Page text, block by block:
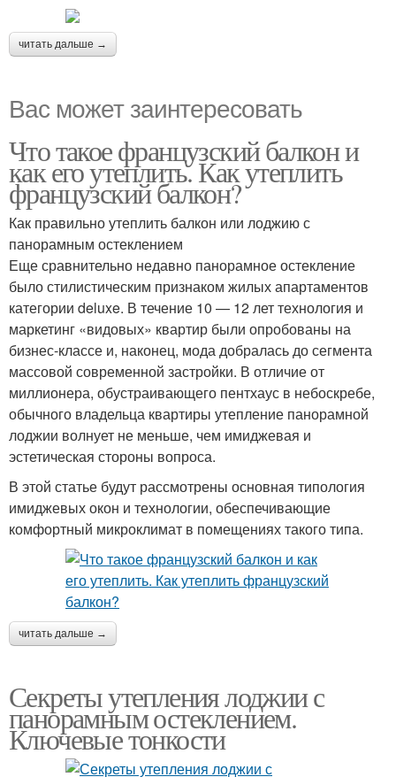
читать дальше →
Вас может заинтересовать
Что такое французский балкон и
как его утеплить. Как утеплить
французский балкон?
Как правильно утеплить балкон или лоджию с
панорамным остеклением
Еще сравнительно недавно панорамное остекление
было стилистическим признаком жилых апартаментов
категории deluxe. В течение 10 — 12 лет технология и
маркетинг «видовых» квартир были опробованы на
бизнес-классе и, наконец, мода добралась до сегмента
массовой современной застройки. В отличие от
миллионера, обустраивающего пентхаус в небоскребе,
обычного владельца квартиры утепление панорамной
лоджии волнует не меньше, чем имиджевая и
эстетическая стороны вопроса.
В этой статье будут рассмотрены основная типология
имиджевых окон и технологии, обеспечивающие
комфортный микроклимат в помещениях такого типа.
читать дальше →
Секреты утепления лоджии с
панорамным остеклением.
Ключевые тонкости